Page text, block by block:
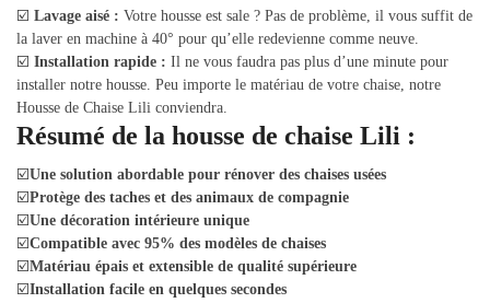
☑️ Lavage aisé : Votre housse est sale ? Pas de problème, il vous suffit de
la laver en machine à 40° pour qu’elle redevienne comme neuve.
☑️ Installation rapide : Il ne vous faudra pas plus d’une minute pour
installer notre housse. Peu importe le matériau de votre chaise, notre
Housse de Chaise Lili conviendra.
Résumé de la housse de chaise Lili :
☑️Une solution abordable pour rénover des chaises usées
☑️Protège des taches et des animaux de compagnie
☑️Une décoration intérieure unique
☑️Compatible avec 95% des modèles de chaises
☑️Matériau épais et extensible de qualité supérieure
☑️Installation facile en quelques secondes